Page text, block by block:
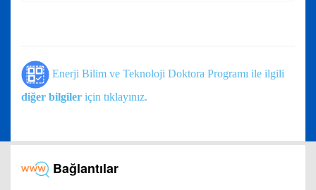
Enerji Bilim ve Teknoloji Doktora Programı ile ilgili
diğer bilgiler için tıklayınız.
Bağlantılar